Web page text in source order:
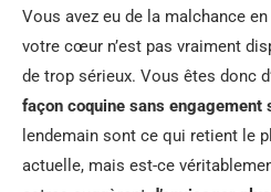
Vous avez eu de la malchance
votre cœur n’est pas vraiment
de trop sérieux. Vous êtes donc
façon coquine sans engagement
lendemain sont ce qui retient le
actuelle, mais est-ce